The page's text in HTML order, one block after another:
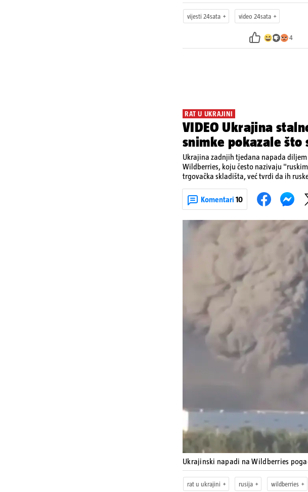
vijesti 24sata video 24sata
4
RAT U UKRAJINI
VIDEO Ukrajina
snimke pokazale što
Ukrajina zadnjih tjedana napada
Wildberries, koju često nazivaju
trgovačka skladišta, već tvrdi da ih
ruska bombardiranja ukrajinske
rata prenesu dublje na ruski teritorij i
Komentari 10
Ukrajinski napadi na Wildberries
rat u ukrajini rusija wildberries